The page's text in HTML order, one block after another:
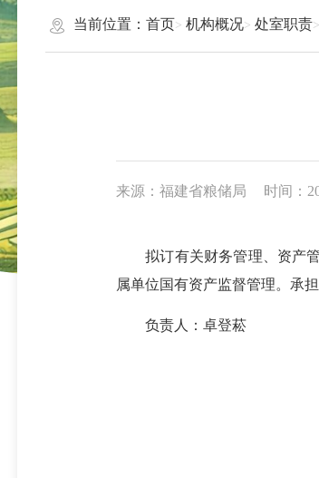
当前位置： 首页 机构概况 处室职责
来源：福建省粮储局 时间：
拟订有关财务管理、资产管
属单位国有资产监督管理。承
负责人：卓登菘